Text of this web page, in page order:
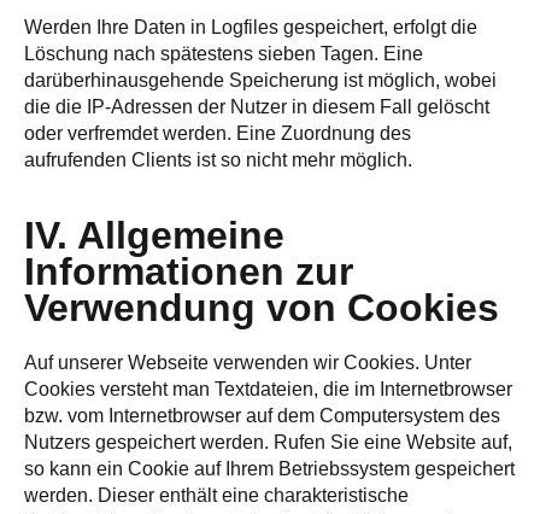
Werden Ihre Daten in Logfiles gespeichert, erfolgt die
Löschung nach spätestens sieben Tagen. Eine
darüberhinausgehende Speicherung ist möglich, wobei
die die IP-Adressen der Nutzer in diesem Fall gelöscht
oder verfremdet werden. Eine Zuordnung des
aufrufenden Clients ist so nicht mehr möglich.
IV. Allgemeine
Informationen zur
Verwendung von Cookies
Auf unserer Webseite verwenden wir Cookies. Unter
Cookies versteht man Textdateien, die im Internetbrowser
bzw. vom Internetbrowser auf dem Computersystem des
Nutzers gespeichert werden. Rufen Sie eine Website auf,
so kann ein Cookie auf Ihrem Betriebssystem gespeichert
werden. Dieser enthält eine charakteristische